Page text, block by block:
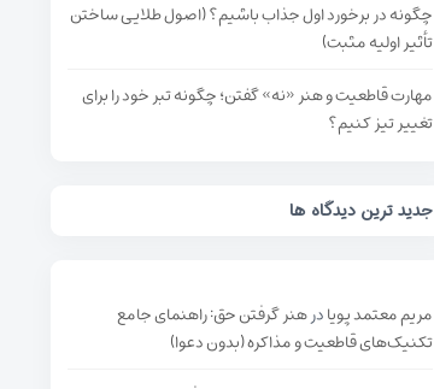
چگونه در برخورد اول جذاب باشیم؟ (اصول طلایی ساختن
تأثیر اولیه مثبت)
مهارت قاطعیت و هنر «نه» گفتن؛ چگونه تبر خود را برای
تغییر تیز کنیم؟
جدید ترین دیدگاه ها
مریم معتمد پویادرهنر گرفتن حق: راهنمای جامع
تکنیک‌های قاطعیت و مذاکره (بدون دعوا)